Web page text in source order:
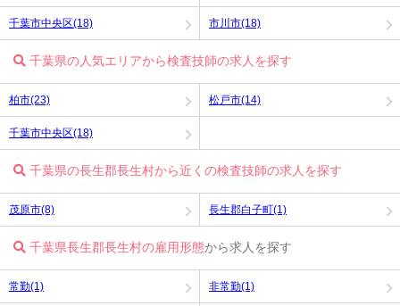
千葉市中央区(18) 市川市(18)
千葉県の人気エリアから検査技師の求人を探す
柏市(23) 松戸市(14)
千葉市中央区(18)
千葉県の長生郡長生村から近くの検査技師の求人を探す
茂原市(8) 長生郡白子町(1)
千葉県長生郡長生村の雇用形態から求人を探す
常勤(1) 非常勤(1)